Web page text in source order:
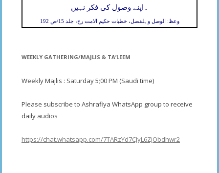
اپنے وصول کی فکر نہیں
وعظ: الوصل وہلفصل، خطبات حکیم الامت رح، جلد 15/ص 192
WEEKLY GATHERING/MAJLIS & TA’LEEM
Weekly Majlis : Saturday 5;00 PM (Saudi time)
Please subscribe to Ashrafiya WhatsApp group to receive
daily audios
https://chat.whatsapp.com/7TARzYd7CJyL6ZjObdhwr2